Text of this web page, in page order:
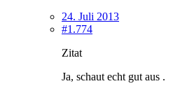
24. Juli 2013
#1.774
Zitat
Ja, schaut echt gut aus .